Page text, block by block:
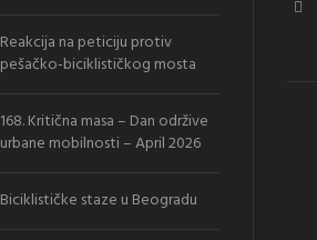
Reakcija na peticiju protiv
pešačko-biciklističkog mosta
168. Kritična masa – Dan održive
urbane mobilnosti – April 2026
Biciklističke staze u Beogradu